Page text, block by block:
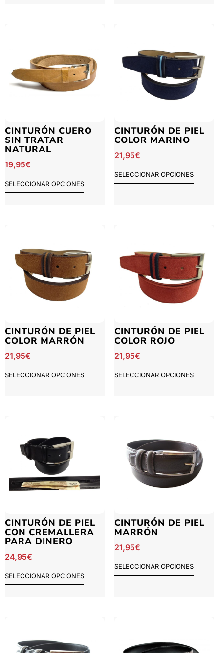
CINTURÓN CUERO
SIN TRATAR
NATURAL
19,95€
SELECCIONAR OPCIONES
CINTURÓN DE PIEL
COLOR MARINO
21,95€
SELECCIONAR OPCIONES
CINTURÓN DE PIEL
COLOR MARRÓN
21,95€
SELECCIONAR OPCIONES
CINTURÓN DE PIEL
COLOR ROJO
21,95€
SELECCIONAR OPCIONES
CINTURÓN DE PIEL
CON CREMALLERA
PARA DINERO
24,95€
SELECCIONAR OPCIONES
CINTURÓN DE PIEL
MARRÓN
21,95€
SELECCIONAR OPCIONES